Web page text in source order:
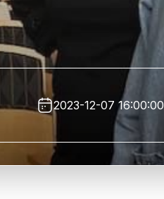
2023-12-07 16:00:00